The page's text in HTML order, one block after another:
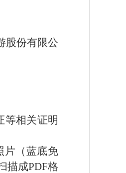
股份有限公
等相关证明
片（蓝底免
描成PDF格